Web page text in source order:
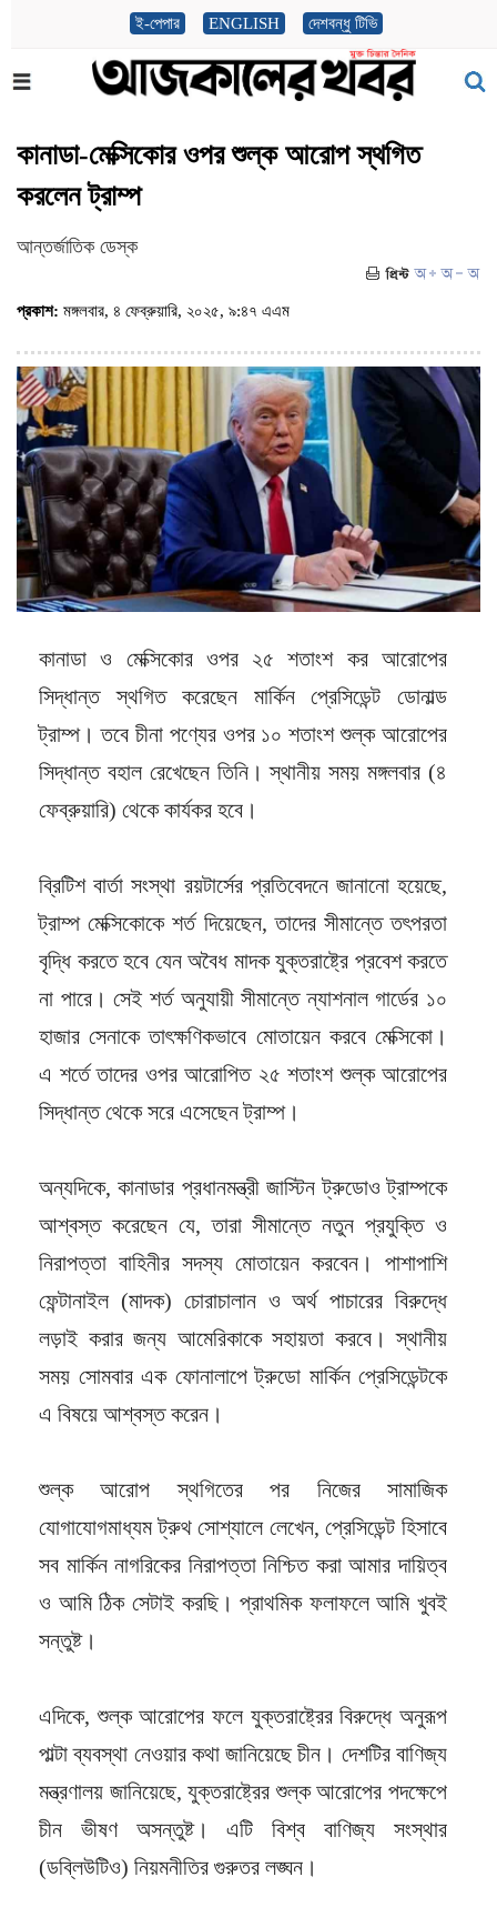
ই-পেপার ENGLISH দেশবন্ধু টিভি
কানাডা-মেক্সিকোর ওপর শুল্ক আরোপ স্থগিত
করলেন ট্রাম্প
আন্তর্জাতিক ডেস্ক
প্রকাশ: মঙ্গলবার, ৪ ফেব্রুয়ারি, ২০২৫, ৯:৪৭ এএম
কানাডা ও মেক্সিকোর ওপর ২৫ শতাংশ কর আরোপের
সিদ্ধান্ত স্থগিত করেছেন মার্কিন প্রেসিডেন্ট ডোনাল্ড
ট্রাম্প। তবে চীনা পণ্যের ওপর ১০ শতাংশ শুল্ক আরোপের
সিদ্ধান্ত বহাল রেখেছেন তিনি। স্থানীয় সময় মঙ্গলবার (৪
ফেব্রুয়ারি) থেকে কার্যকর হবে।
ব্রিটিশ বার্তা সংস্থা রয়টার্সের প্রতিবেদনে জানানো হয়েছে,
ট্রাম্প মেক্সিকোকে শর্ত দিয়েছেন, তাদের সীমান্তে তৎপরতা
বৃদ্ধি করতে হবে যেন অবৈধ মাদক যুক্তরাষ্ট্রে প্রবেশ করতে
না পারে। সেই শর্ত অনুযায়ী সীমান্তে ন্যাশনাল গার্ডের ১০
হাজার সেনাকে তাৎক্ষণিকভাবে মোতায়েন করবে মেক্সিকো।
এ শর্তে তাদের ওপর আরোপিত ২৫ শতাংশ শুল্ক আরোপের
সিদ্ধান্ত থেকে সরে এসেছেন ট্রাম্প।
অন্যদিকে, কানাডার প্রধানমন্ত্রী জাস্টিন ট্রুডোও ট্রাম্পকে
আশ্বস্ত করেছেন যে, তারা সীমান্তে নতুন প্রযুক্তি ও
নিরাপত্তা বাহিনীর সদস্য মোতায়েন করবেন। পাশাপাশি
ফেন্টানাইল (মাদক) চোরাচালান ও অর্থ পাচারের বিরুদ্ধে
লড়াই করার জন্য আমেরিকাকে সহায়তা করবে। স্থানীয়
সময় সোমবার এক ফোনালাপে ট্রুডো মার্কিন প্রেসিডেন্টকে
এ বিষয়ে আশ্বস্ত করেন।
শুল্ক আরোপ স্থগিতের পর নিজের সামাজিক
যোগাযোগমাধ্যম ট্রুথ সোশ্যালে লেখেন, প্রেসিডেন্ট হিসাবে
সব মার্কিন নাগরিকের নিরাপত্তা নিশ্চিত করা আমার দায়িত্ব
ও আমি ঠিক সেটাই করছি। প্রাথমিক ফলাফলে আমি খুবই
সন্তুষ্ট।
এদিকে, শুল্ক আরোপের ফলে যুক্তরাষ্ট্রের বিরুদ্ধে অনুরূপ
পাল্টা ব্যবস্থা নেওয়ার কথা জানিয়েছে চীন। দেশটির বাণিজ্য
মন্ত্রণালয় জানিয়েছে, যুক্তরাষ্ট্রের শুল্ক আরোপের পদক্ষেপে
চীন ভীষণ অসন্তুষ্ট। এটি বিশ্ব বাণিজ্য সংস্থার
(ডব্লিউটিও) নিয়মনীতির গুরুতর লঙ্ঘন।